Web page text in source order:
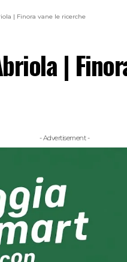
| Finora vane le ricerche
|
- Advertisement -